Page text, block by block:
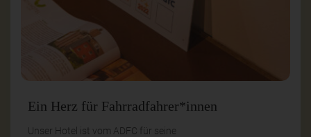
Ein Herz für Fahrradfahrer*innen
Unser Hotel ist vom ADFC für seine